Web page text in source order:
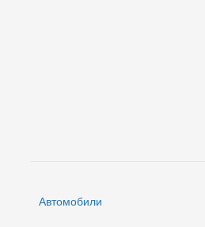
Автомобили